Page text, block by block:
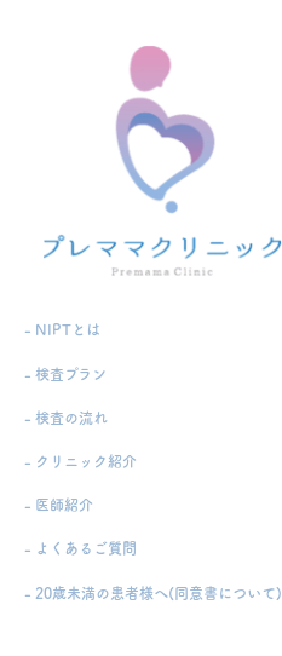
- NIPTとは
- 検査プラン
- 検査の流れ
- クリニック紹介
- 医師紹介
- よくあるご質問
- 20歳未満の患者様へ(同意書について)